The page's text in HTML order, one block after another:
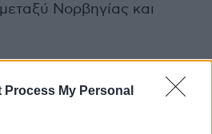
Process My Personal
Νορβηγίας και
είπε ότι δεν
η δολιοφθορά.